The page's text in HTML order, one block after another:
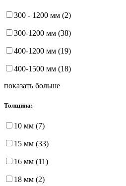
300 - 1200 мм (2)
300-1200 мм (38)
400-1200 мм (19)
400-1500 мм (18)
показать больше
Толщина:
10 мм (7)
15 мм (33)
16 мм (11)
18 мм (2)